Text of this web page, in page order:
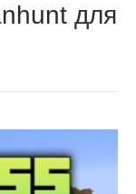
для